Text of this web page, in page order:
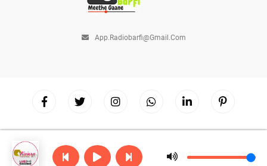
App.radiobarfi@gmail.com
Copyright © 2026Radio Barfi | Powered byHostinger